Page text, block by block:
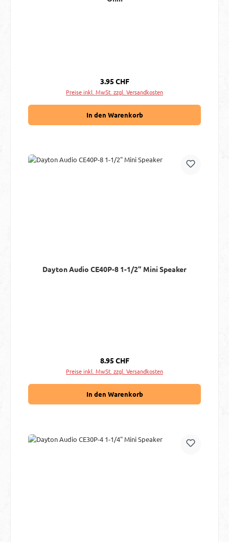
Regulärer Preis:
3.95 CHF
Preise inkl. MwSt. zzgl. Versandkosten
In den Warenkorb
Dayton Audio CE40P-8 1-1/2" Mini Speaker
Regulärer Preis:
8.95 CHF
Preise inkl. MwSt. zzgl. Versandkosten
In den Warenkorb